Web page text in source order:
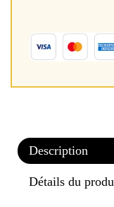
Description
Détails du